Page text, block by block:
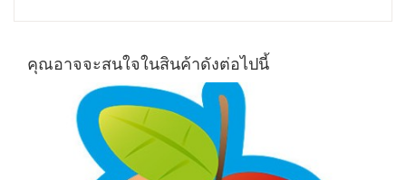
คุณอาจจะสนใจในสินค้าดังต่อไปนี้